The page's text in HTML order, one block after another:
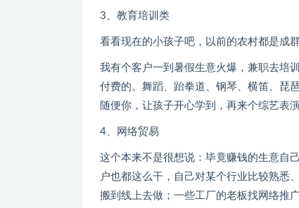
3、教育培训类
看看现在的小孩子吧，以前的农村都是成
我有个客户一到暑假生意火爆，兼职去培
付费的。舞蹈、跆拳道、钢琴、横笛、琵
随便你，让孩子开心学到，再来个综艺表
4、网络贸易
这个本来不是很想说：毕竟赚钱的生意自
户也都这么干，自己对某个行业比较熟悉
搬到线上去做；一些工厂的老板找网络推